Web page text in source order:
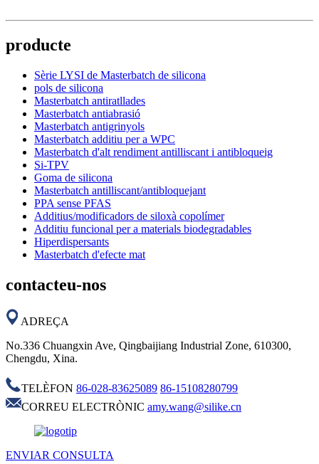
producte
Sèrie LYSI de Masterbatch de silicona
pols de silicona
Masterbatch antiratllades
Masterbatch antiabrasió
Masterbatch antigrinyols
Masterbatch additiu per a WPC
Masterbatch d'alt rendiment antilliscant i antibloqueig
Si-TPV
Goma de silicona
Masterbatch antilliscant/antibloquejant
PPA sense PFAS
Additius/modificadors de siloxà copolímer
Additiu funcional per a materials biodegradables
Hiperdispersants
Masterbatch d'efecte mat
contacteu-nos
ADREÇA
No.336 Chuangxin Ave, Qingbaijiang Industrial Zone, 610300,
Chengdu, Xina.
TELÈFON 86-028-83625089 86-15108280799
CORREU ELECTRÒNIC amy.wang@silike.cn
ENVIAR CONSULTA